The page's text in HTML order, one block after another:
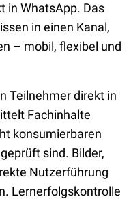
in WhatsApp. Das
in einen Kanal,
– mobil, flexibel und
Teilnehmer direkt in
Fachinhalte
konsumierbaren
sind. Bilder,
Nutzerführung
Lernerfolgskontrolle